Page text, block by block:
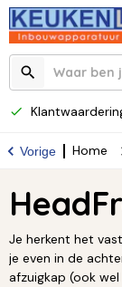
Vorige Home
Je herkent het
je even in de
afzuigkap (ook